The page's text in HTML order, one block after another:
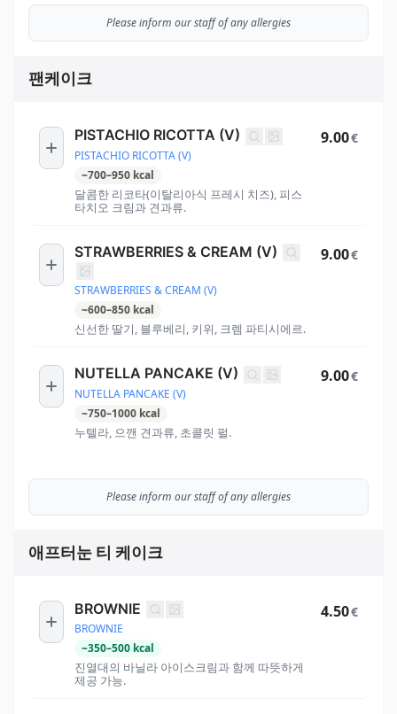
Please inform our staff of any allergies
팬케이크
PISTACHIO RICOTTA (V)
PISTACHIO RICOTTA (V)
~700–950 kcal
달콤한 리코타(이탈리아식 프레시 치즈), 피스
타치오 크림과 견과류.
9.00€
STRAWBERRIES & CREAM (V)
STRAWBERRIES & CREAM (V)
~600–850 kcal
신선한 딸기, 블루베리, 키위, 크렘 파티시에르.
9.00€
NUTELLA PANCAKE (V)
NUTELLA PANCAKE (V)
~750–1000 kcal
누텔라, 으깬 견과류, 초콜릿 펄.
9.00€
Please inform our staff of any allergies
애프터눈 티 케이크
BROWNIE
BROWNIE
~350–500 kcal
진열대의 바닐라 아이스크림과 함께 따뜻하게
제공 가능.
4.50€